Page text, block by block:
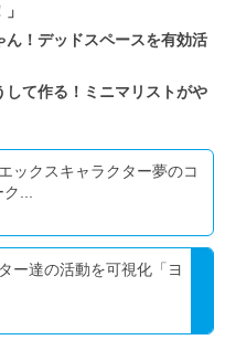
！デッドスペースを有効活
して作る！ミニマリストがや
ックスキャラクター夢のコ
...
ー達の活動を可視化「ヨ